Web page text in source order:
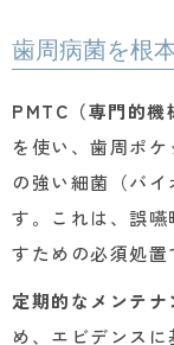
歯周病菌を根
PMTC（専門的機
を使い、歯周ポ
の強い細菌（バ
す。これは、誤
すための必須処置
定期的なメンテナ
め、エビデンスに